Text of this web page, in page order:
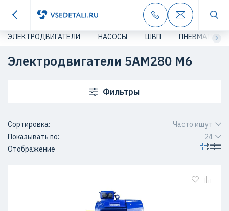
ЭЛЕКТРОДВИГАТЕЛИ НАСОСЫ ШВП ПНЕВМАТИКА
Электродвигатели 5АМ280 M6
Фильтры
Сортировка:
Часто ищут
Показывать по:
24
Отображение